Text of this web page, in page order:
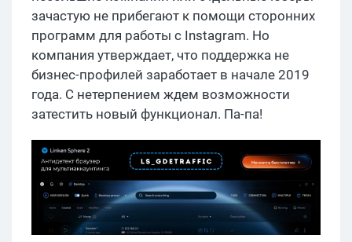
зачастую не прибегают к помощи сторонних
программ для работы с Instagram. Но
компания утверждает, что поддержка не
бизнес-профилей заработает в начале 2019
года. С нетерпением ждем возможности
затестить новый функционал. Па-па!